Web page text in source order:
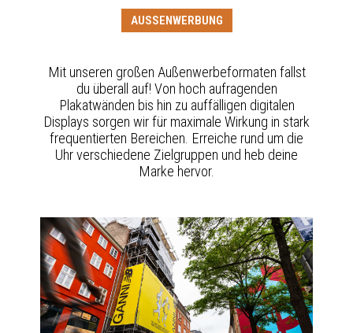
AUSSENWERBUNG
Mit unseren großen Außenwerbeformaten fallst
du überall auf! Von hoch aufragenden
Plakatwänden bis hin zu auffälligen digitalen
Displays sorgen wir für maximale Wirkung in stark
frequentierten Bereichen. Erreiche rund um die
Uhr verschiedene Zielgruppen und heb deine
Marke hervor.